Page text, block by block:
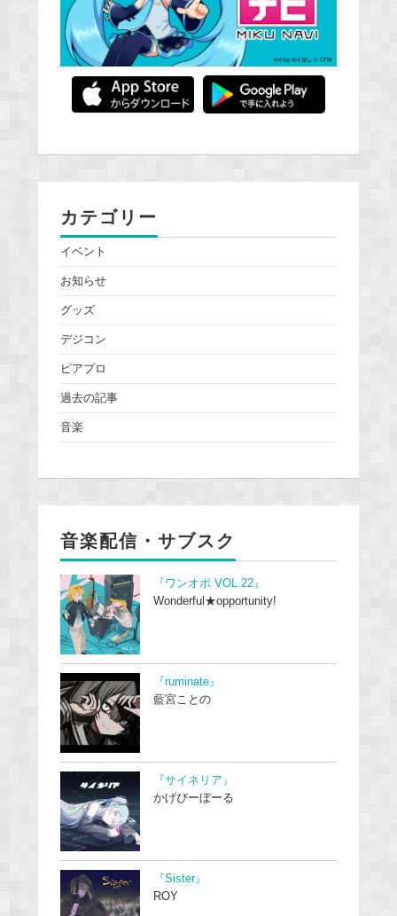
カテゴリー
イベント
お知らせ
グッズ
デジコン
ピアプロ
過去の記事
音楽
音楽配信・サブスク
『ワンオポ VOL.22』
Wonderful★opportunity!
『ruminate』
藍宮ことの
『サイネリア』
かげぴーぼーる
『Sister』
ROY